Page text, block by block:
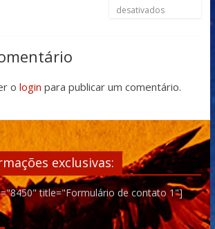
desativados
o login para publicar um comentário.
exclusivas:
title="Formulário de contato 1"]